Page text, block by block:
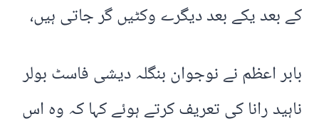
کے بعد یکے بعد دیگرے وکٹیں گر جاتی ہیں،
بابر اعظم نے نوجوان بنگلہ دیشی فاسٹ بولر
ناہید رانا کی تعریف کرتے ہوئے کہا کہ وہ اس